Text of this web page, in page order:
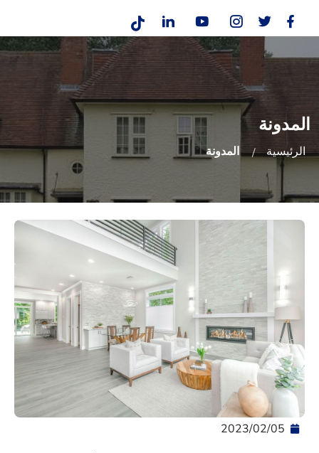
المدونة
الرئيسية المدونة
05‏/02‏/2023